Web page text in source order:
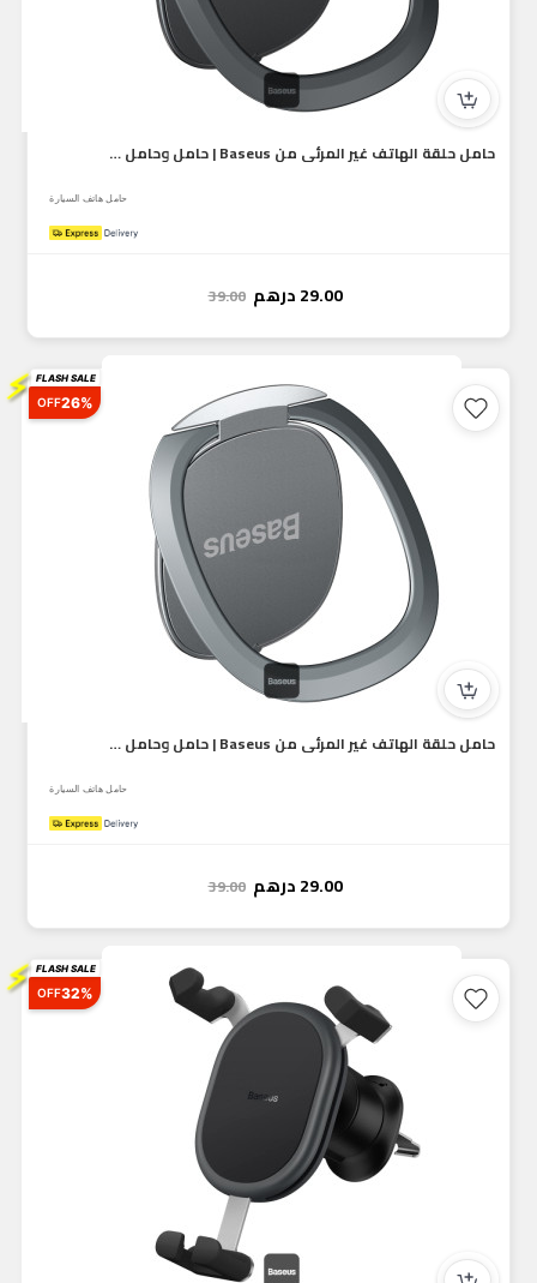
حامل حلقة الهاتف غير المرئي من Baseus | حامل وحامل هاتف قابل...
حامل هاتف السيارة
29.00درهم 39.00
⚡ FLASH SALE
26%
OFF
حامل حلقة الهاتف غير المرئي من Baseus | حامل وحامل هاتف قابل...
حامل هاتف السيارة
29.00درهم 39.00
⚡ FLASH SALE
32%
OFF